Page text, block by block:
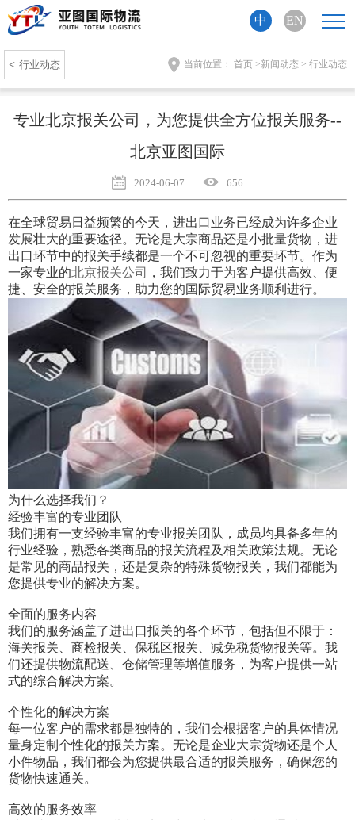
中 EN
< 行业动态 当前位置： 首页 >新闻动态 > 行业动态
专业北京报关公司，为您提供全方位报关服务--
北京亚图国际
2024-06-07 656
在全球贸易日益频繁的今天，进出口业务已经成为许多企业
发展壮大的重要途径。无论是大宗商品还是小批量货物，进
出口环节中的报关手续都是一个不可忽视的重要环节。作为
一家专业的北京报关公司
，我们致力于为客户提供高效、便
捷、安全的报关服务，助力您的国际贸易业务顺利进行。
为什么选择我们？
经验丰富的专业团队
我们拥有一支经验丰富的专业报关团队，成员均具备多年的
行业经验，熟悉各类商品的报关流程及相关政策法规。无论
是常见的商品报关，还是复杂的特殊货物报关，我们都能为
您提供专业的解决方案。
全面的服务内容
我们的服务涵盖了进出口报关的各个环节，包括但不限于：
海关报关、商检报关、保税区报关、减免税货物报关等。我
们还提供物流配送、仓储管理等增值服务，为客户提供一站
式的综合解决方案。
个性化的解决方案
每一位客户的需求都是独特的，我们会根据客户的具体情况
量身定制个性化的报关方案。无论是企业大宗货物还是个人
小件物品，我们都会为您提供最合适的报关服务，确保您的
货物快速通关。
高效的服务效率